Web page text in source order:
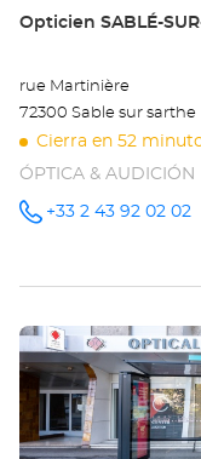
Tienda:
Opticien SABLÉ-
rue Martinière
72300 Sable sur sarthe
Cierra en 52
ÓPTICA & AUDICIÓN
número
+33 2 43 92 02 02
Pulse
ENTER
para
obtener
más